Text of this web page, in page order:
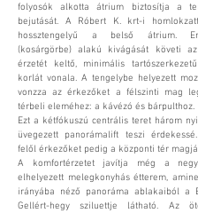
folyosók alkotta átrium biztosítja a
bejutását. A Róbert K. krt-i
hossztengelyű a belső átrium.
(kosárgörbe) alakú kivágását követi az
érzetét keltő, minimális
korlát vonala. A tengelybe helyezett
vonzza az érkezőket a félszinti mag
térbeli eleméhez: a kávézó és bárpulthoz.
Ezt a kétfókuszú centrális teret három
üvegezett panorámalift teszi
felől érkezőket pedig a központi tér
A komfortérzetet javítja még a
elhelyezett melegkonyhás étterem,
irányába néző panoráma ablakaiból a
Gellért-hegy sziluettje látható. Az